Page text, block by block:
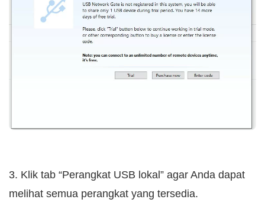
3. Klik tab “Perangkat USB lokal” agar Anda dapat
melihat semua perangkat yang tersedia.